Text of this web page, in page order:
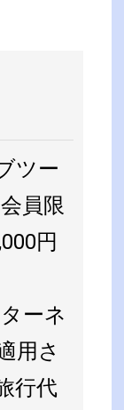
ツー
員限
円
ーネ
用さ
行代